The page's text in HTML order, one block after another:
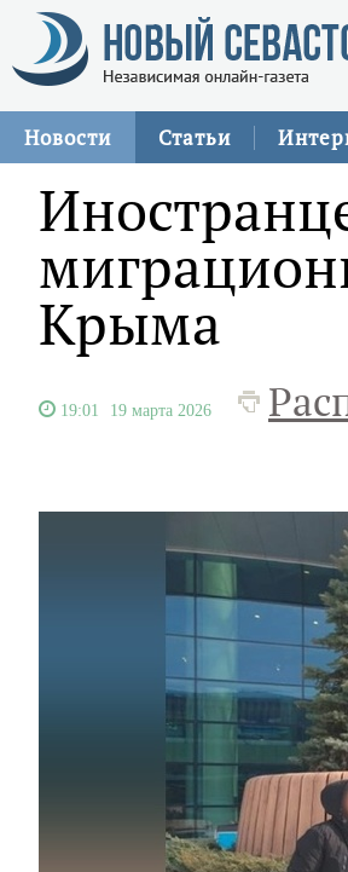
Новости Статьи
Крыма
19:01 19 марта 2026